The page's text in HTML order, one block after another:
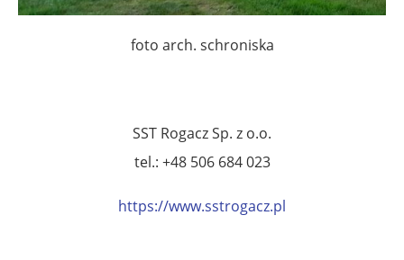
foto arch. schroniska
SST Rogacz Sp. z o.o.
tel.: +48 506 684 023
https://www.sstrogacz.pl